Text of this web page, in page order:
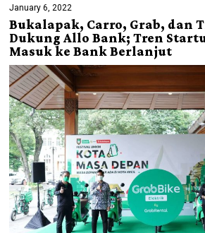
January 6, 2022
Bukalapak, Carro, Grab, dan
Dukung Allo Bank; Tren
Masuk ke Bank Berlanjut